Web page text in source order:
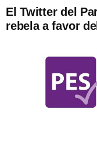
El Twitter del
rebela a favor